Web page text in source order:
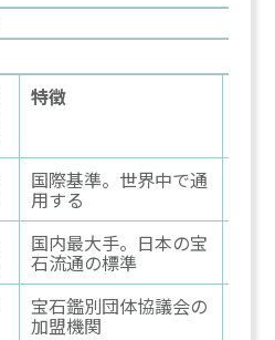
特徴
国際基準。世界中で通
用する
国内最大手。日本の宝
石流通の標準
宝石鑑別団体協議会の
加盟機関